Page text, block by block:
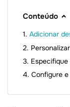
Conteúdo
Adicionar
Configure